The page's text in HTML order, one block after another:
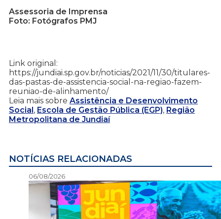
Assessoria de Imprensa
Foto: Fotógrafos PMJ
Link original:
https://jundiai.sp.gov.br/noticias/2021/11/30/titulares-
das-pastas-de-assistencia-social-na-regiao-fazem-
reuniao-de-alinhamento/
Leia mais sobre Assistência e Desenvolvimento
Social , Escola de Gestão Pública (EGP), Região
Metropolitana de Jundiaí
NOTÍCIAS RELACIONADAS
06/08/2026